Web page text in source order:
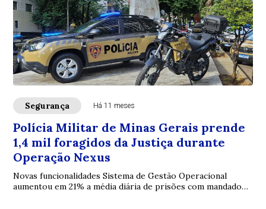
Segurança Há 11 meses
Polícia Militar de Minas Gerais prende
1,4 mil foragidos da Justiça durante
Operação Nexus
Novas funcionalidades Sistema de Gestão Operacional
aumentou em 21% a média diária de prisões com mandado